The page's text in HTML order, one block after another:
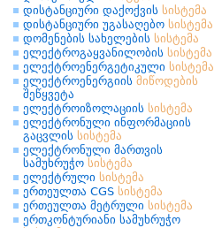
დისტანციური დაქოქვის სისტემა
დისტანციური უგასაღებო სისტემა
დომენების სახელების სისტემა
ელექტროგაყვანილობის სისტემა
ელექტროენერგეტიკული სისტემა
ელექტროენერგიის მიწოდების
შეწყვეტა
ელექტროიზოლაციის სისტემა
ელექტრონული ინფორმაციის
გაცვლის სისტემა
ელექტრონული მართვის
სამუხრუჭო სისტემა
ელექტრული სისტემა
ერთეულთა CGS სისტემა
ერთეულთა მეტრული სისტემა
ერთკონტურიანი სამუხრუჭო